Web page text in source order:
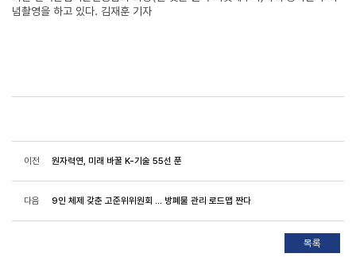
이전 원자력연, 미래 바꿀 K-기술 55선 푼
다음 9인 체제 갖춘 고준위위원회 ... 방폐물 관리 로드맵 짠다